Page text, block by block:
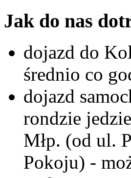
Jak do nas
dojazd do
średnio co
dojazd
rondzie
Młp. (od ul.
Pokoju) -